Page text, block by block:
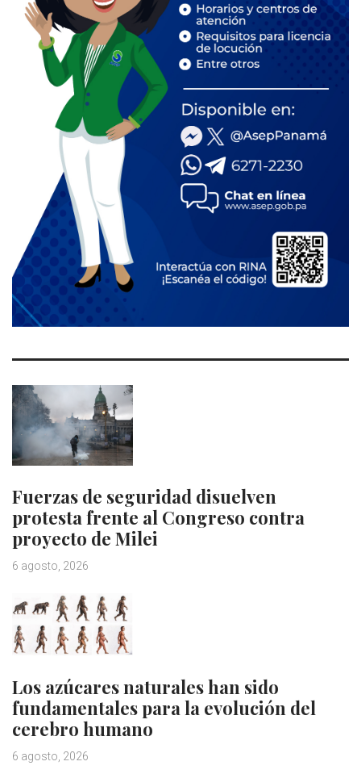
Fuerzas de seguridad disuelven
protesta frente al Congreso contra
proyecto de Milei
6 agosto, 2026
Los azúcares naturales han sido
fundamentales para la evolución del
cerebro humano
6 agosto, 2026